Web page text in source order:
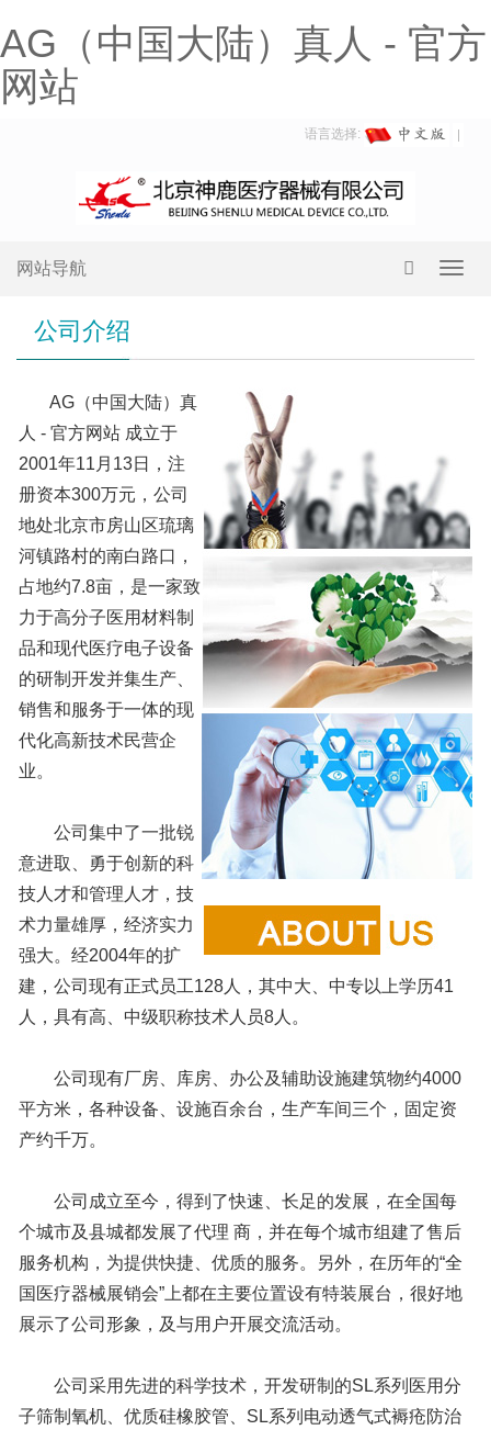
AG（中国大陆）真人 - 官方
网站
语言选择:
网站导航
公司介绍
AG（中国大陆）真
人 - 官方网站 成立于
2001年11月13日，注
册资本300万元，公司
地处北京市房山区琉璃
河镇路村的南白路口，
占地约7.8亩，是一家致
力于高分子医用材料制
品和现代医疗电子设备
的研制开发并集生产、
销售和服务于一体的现
代化高新技术民营企
业。
公司集中了一批锐
意进取、勇于创新的科
技人才和管理人才，技
术力量雄厚，经济实力
强大。经2004年的扩
建，公司现有正式员工128人，其中大、中专以上学历41
人，具有高、中级职称技术人员8人。
公司现有厂房、库房、办公及辅助设施建筑物约4000
平方米，各种设备、设施百余台，生产车间三个，固定资
产约千万。
公司成立至今，得到了快速、长足的发展，在全国每
个城市及县城都发展了代理 商，并在每个城市组建了售后
服务机构，为提供快捷、优质的服务。另外，在历年的“全
国医疗器械展销会”上都在主要位置设有特装展台，很好地
展示了公司形象，及与用户开展交流活动。
公司采用先进的科学技术，开发研制的SL系列医用分
子筛制氧机、优质硅橡胶管、SL系列电动透气式褥疮防治